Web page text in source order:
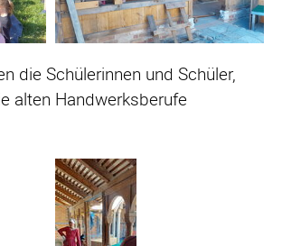
die Schülerinnen und Schüler,
alten Handwerksberufe